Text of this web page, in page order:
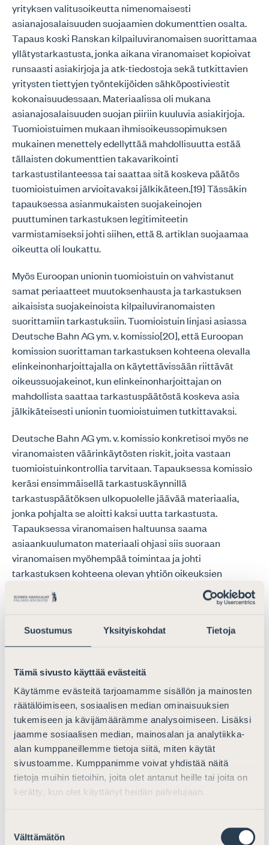
Suostumus Yksityiskohdat Tietoja
Tämä sivusto käyttää evästeitä
Käytämme evästeitä tarjoamamme sisällön ja mainosten
räätälöimiseen, sosiaalisen median ominaisuuksien
tukemiseen ja kävijämäärämme analysoimiseen. Lisäksi
jaamme sosiaalisen median, mainosalan ja analytiikka-
alan kumppaneillemme tietoja siitä, miten käytät
sivustoamme. Kumppanimme voivat yhdistää näitä
tietoja muihin tietoihin, joita olet antanut heille tai joita on
kerätty, kun olet käyttänyt heidän palvelujaan.
valinta
Välttämätön
yrityksen valitusoikeutta nimenomaisesti
asianajosalaisuuden suojaamien dokumenttien osalta.
Tapaus koski Ranskan kilpailuviranomaisen suorittamaa
yllätystarkastusta, jonka aikana viranomaiset kopioivat
runsaasti asiakirjoja ja atk-tiedostoja sekä tutkittavien
yritysten tiettyjen työntekijöiden sähköpostiviestit
kokonaisuudessaan. Materiaalissa oli mukana
asianajosalaisuuden suojan piiriin kuuluvia asiakirjoja.
Tuomioistuimen mukaan ihmisoikeussopimuksen
mukainen menettely edellyttää mahdollisuutta estää
tällaisten dokumenttien takavarikointi
tarkastustilanteessa tai saattaa sitä koskeva päätös
tuomioistuimen arvioitavaksi jälkikäteen.[19] Tässäkin
tapauksessa asianmukaisten suojakeinojen
puuttuminen tarkastuksen legitimiteetin
varmistamiseksi johti siihen, että 8. artiklan suojaamaa
oikeutta oli loukattu.
Myös Euroopan unionin tuomioistuin on vahvistanut
samat periaatteet muutoksenhausta ja tarkastuksen
aikaisista suojakeinoista kilpailuviranomaisten
suorittamiin tarkastuksiin. Tuomioistuin linjasi asiassa
Deutsche Bahn AG ym. v. komissio[20], että Euroopan
komission suorittaman tarkastuksen kohteena olevalla
elinkeinonharjoittajalla on käytettävissään riittävät
oikeussuojakeinot, kun elinkeinonharjoittajan on
mahdollista saattaa tarkastuspäätöstä koskeva asia
jälkikäteisesti unionin tuomioistuimen tutkittavaksi.
Deutsche Bahn AG ym. v. komissio konkretisoi myös ne
viranomaisten väärinkäytösten riskit, joita vastaan
tuomioistuinkontrollia tarvitaan. Tapauksessa komissio
keräsi ensimmäisellä tarkastuskäynnillä
tarkastuspäätöksen ulkopuolelle jäävää materiaalia,
jonka pohjalta se aloitti kaksi uutta tarkastusta.
Tapauksessa viranomaisen haltuunsa saama
asiaankuulumaton materiaali ohjasi siis suoraan
viranomaisen myöhempää toimintaa ja johti
tarkastuksen kohteena olevan yhtiön oikeuksien
jatkaa tarkastusta toimitiloissaan ilman tutkittavan
yrityksen lupaa. KKV:n toimitiloissa tapahtuvaan
tutkintaan liittyy epävarmuustekijöitä, jotka eivät ole
hyväksyttäviä. Tutkittavilla yrityksillä ei ole tehokkaita
oikeussuojakeinoja, jotka varmistaisivat sen, etteivät
KKV:n virkamiehet käy läpi aineistoa ilman tutkittavan
yrityksen edustajan läsnäoloa.
KKV ottaa tarkastusten yhteydessä haltuun
kestämätön, koska KKV ottaa haltuunsa esimerkiksi